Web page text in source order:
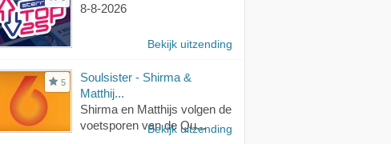
8-8-2026
Bekijk uitzending
5
Soulsister - Shirma &
Matthij...
Shirma en Matthijs volgen de
voetsporen van de Qu...
Bekijk uitzending